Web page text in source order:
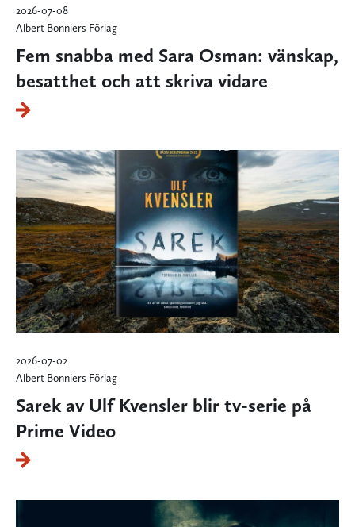
2026-07-08
Albert Bonniers Förlag
Fem snabba med Sara Osman: vänskap,
besatthet och att skriva vidare
2026-07-02
Albert Bonniers Förlag
Sarek av Ulf Kvensler blir tv-serie på
Prime Video